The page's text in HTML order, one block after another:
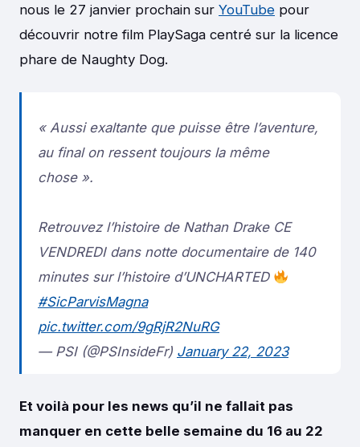
nous le 27 janvier prochain sur YouTube pour
découvrir notre film PlaySaga centré sur la licence
phare de Naughty Dog.
« Aussi exaltante que puisse être l’aventure,
au final on ressent toujours la même
chose ».
Retrouvez l’histoire de Nathan Drake CE
VENDREDI dans notte documentaire de 140
minutes sur l’histoire d’UNCHARTED
#SicParvisMagna
pic.twitter.com/9gRjR2NuRG
— PSI (@PSInsideFr) January 22, 2023
Et voilà pour les news qu’il ne fallait pas
manquer en cette belle semaine du 16 au 22